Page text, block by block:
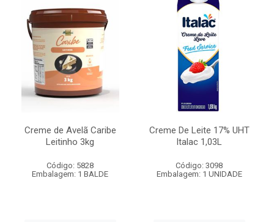
Creme de Avelã Caribe
Leitinho 3kg
Código: 5828
Embalagem: 1 BALDE
Creme De Leite 17% UHT
Italac 1,03L
Código: 3098
Embalagem: 1 UNIDADE